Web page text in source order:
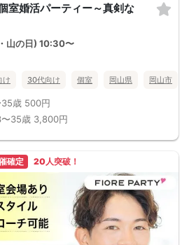
室婚活パーティー～真剣な
山の日) 10:30〜
け 30代向け 個室 岡山県 岡山市
歳 500円
35歳 3,800円
確定 20人突破！